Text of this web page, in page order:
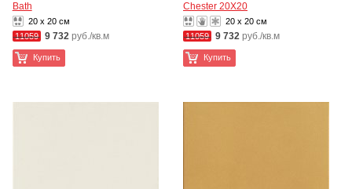
Bath
20 x 20 см
11059 9 732 руб./кв.м
Купить
Chester 20X20
20 x 20 см
11059 9 732 руб./кв.м
Купить